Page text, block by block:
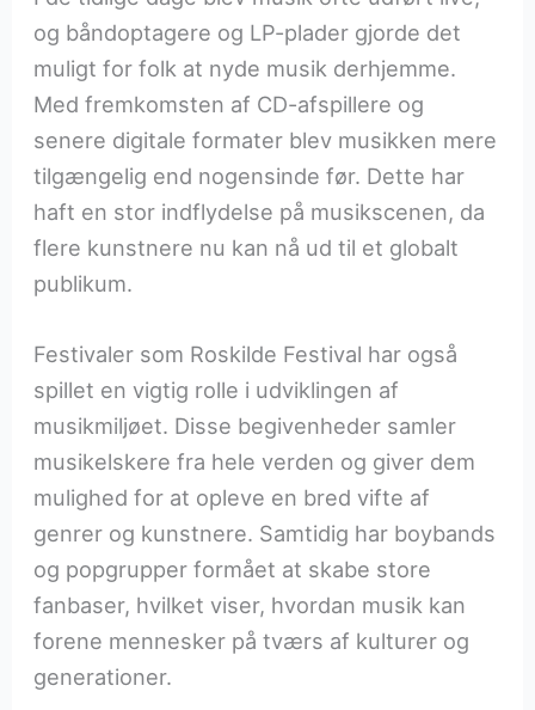
og båndoptagere og LP-plader gjorde det
muligt for folk at nyde musik derhjemme.
Med fremkomsten af CD-afspillere og
senere digitale formater blev musikken mere
tilgængelig end nogensinde før. Dette har
haft en stor indflydelse på musikscenen, da
flere kunstnere nu kan nå ud til et globalt
publikum.
Festivaler som Roskilde Festival har også
spillet en vigtig rolle i udviklingen af
musikmiljøet. Disse begivenheder samler
musikelskere fra hele verden og giver dem
mulighed for at opleve en bred vifte af
genrer og kunstnere. Samtidig har boybands
og popgrupper formået at skabe store
fanbaser, hvilket viser, hvordan musik kan
forene mennesker på tværs af kulturer og
generationer.